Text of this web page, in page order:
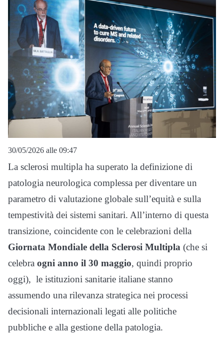
30/05/2026 alle 09:47
La sclerosi multipla ha superato la definizione di
patologia neurologica complessa per diventare un
parametro di valutazione globale sull’equità e sulla
tempestività dei sistemi sanitari. All’interno di questa
transizione, coincidente con le celebrazioni della
Giornata Mondiale della Sclerosi Multipla (che si
celebra ogni anno il 30 maggio, quindi proprio
oggi), le istituzioni sanitarie italiane stanno
assumendo una rilevanza strategica nei processi
decisionali internazionali legati alle politiche
pubbliche e alla gestione della patologia.